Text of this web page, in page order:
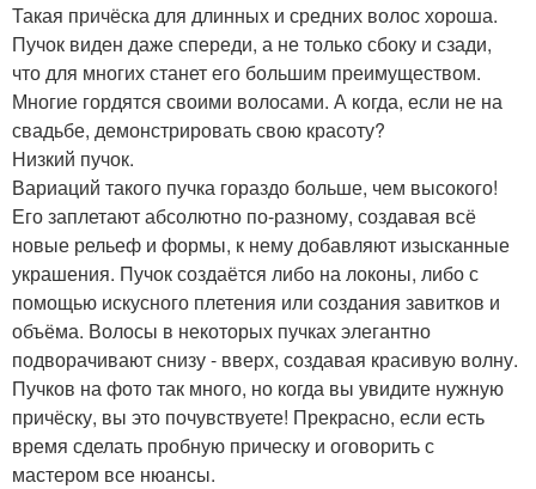
Такая причёска для длинных и средних волос хороша.
Пучок виден даже спереди, а не только сбоку и сзади,
что для многих станет его большим преимуществом.
Многие гордятся своими волосами. А когда, если не на
свадьбе, демонстрировать свою красоту?
Низкий пучок.
Вариаций такого пучка гораздо больше, чем высокого!
Его заплетают абсолютно по-разному, создавая всё
новые рельеф и формы, к нему добавляют изысканные
украшения. Пучок создаётся либо на локоны, либо с
помощью искусного плетения или создания завитков и
объёма. Волосы в некоторых пучках элегантно
подворачивают снизу - вверх, создавая красивую волну.
Пучков на фото так много, но когда вы увидите нужную
причёску, вы это почувствуете! Прекрасно, если есть
время сделать пробную прическу и оговорить с
мастером все нюансы.